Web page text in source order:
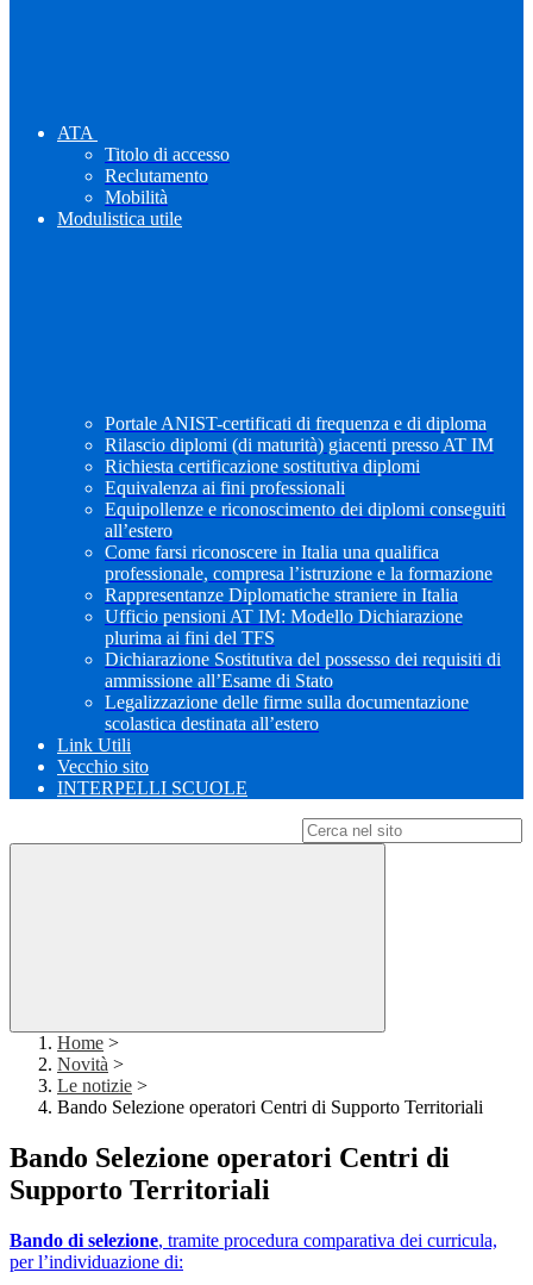
ATA
Titolo di accesso
Reclutamento
Mobilità
Modulistica utile
Portale ANIST-certificati di frequenza e di diploma
Rilascio diplomi (di maturità) giacenti presso AT IM
Richiesta certificazione sostitutiva diplomi
Equivalenza ai fini professionali
Equipollenze e riconoscimento dei diplomi conseguiti
all’estero
Come farsi riconoscere in Italia una qualifica
professionale, compresa l’istruzione e la formazione
Rappresentanze Diplomatiche straniere in Italia
Ufficio pensioni AT IM: Modello Dichiarazione
plurima ai fini del TFS
Dichiarazione Sostitutiva del possesso dei requisiti di
ammissione all’Esame di Stato
Legalizzazione delle firme sulla documentazione
scolastica destinata all’estero
Link Utili
Vecchio sito
INTERPELLI SCUOLE
Home >
Novità >
Le notizie >
Bando Selezione operatori Centri di Supporto Territoriali
Bando Selezione operatori Centri di
Supporto Territoriali
Bando di selezione, tramite procedura comparativa dei curricula,
per l’individuazione di: